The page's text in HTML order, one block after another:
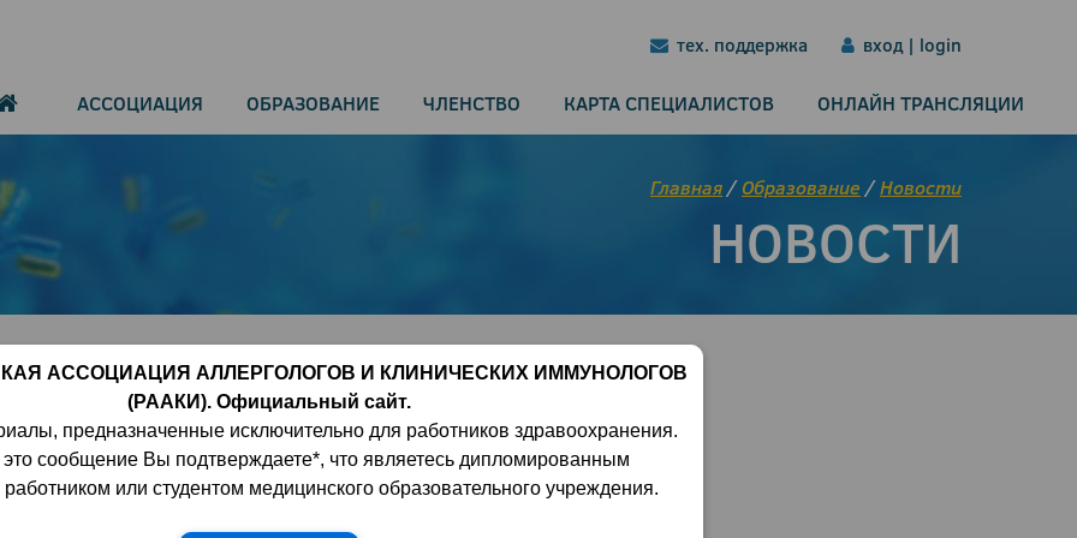
тех. поддержка вход | login
АССОЦИАЦИЯ ОБРАЗОВАНИЕ ЧЛЕНСТВО КАРТА СПЕЦИАЛИСТОВ ОНЛАЙН ТРАНСЛЯЦИИ
Главная/Образование /Новости
НОВОСТИ
наследственным
АССОЦИАЦИЯ АЛЛЕРГОЛОГОВ И КЛИНИЧЕСКИХ ИММУНОЛОГОВ
(РААКИ). Официальный сайт.
предназначенные исключительно для работников здравоохранения.
сообщение Вы подтверждаете*, что являетесь дипломированным
или студентом медицинского образовательного учреждения.